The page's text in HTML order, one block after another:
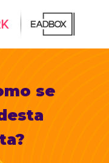
se